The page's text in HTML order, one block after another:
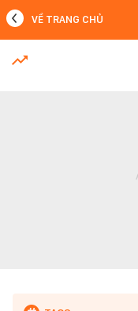
MỚI NHẤT
VỀ TRANG CHỦ